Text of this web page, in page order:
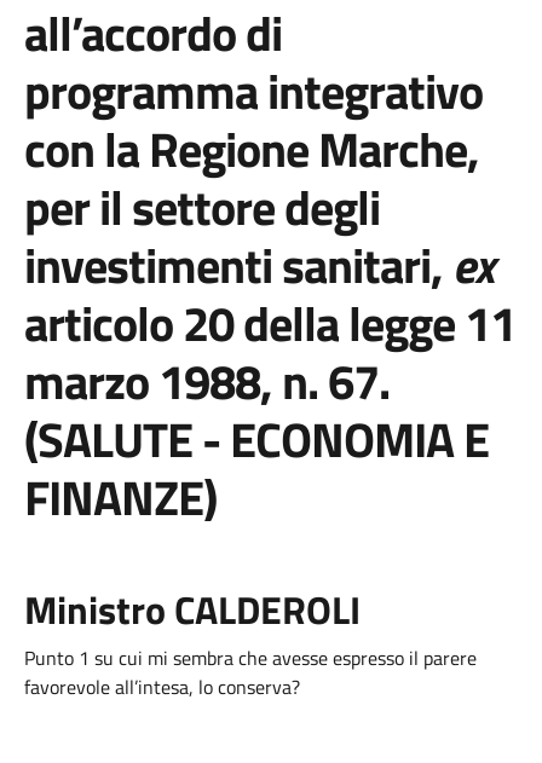
all’accordo di
programma integrativo
con la Regione Marche,
per il settore degli
investimenti sanitari,ex
articolo 20 della legge 11
marzo 1988, n. 67.
(SALUTE - ECONOMIA E
FINANZE)
Ministro CALDEROLI
Punto 1 su cui mi sembra che avesse espresso il parere
favorevole all’intesa, lo conserva?